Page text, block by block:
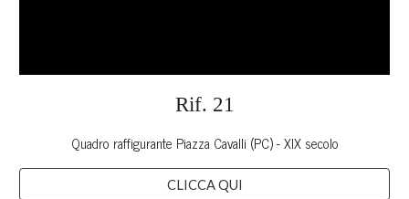
Rif. 21
Quadro raffigurante Piazza Cavalli (PC) - XIX secolo
CLICCA QUI